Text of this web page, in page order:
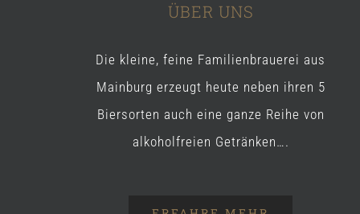
ÜBER UNS
Die kleine, feine Familienbrauerei aus
Mainburg erzeugt heute neben ihren 5
Biersorten auch eine ganze Reihe von
alkoholfreien Getränken….